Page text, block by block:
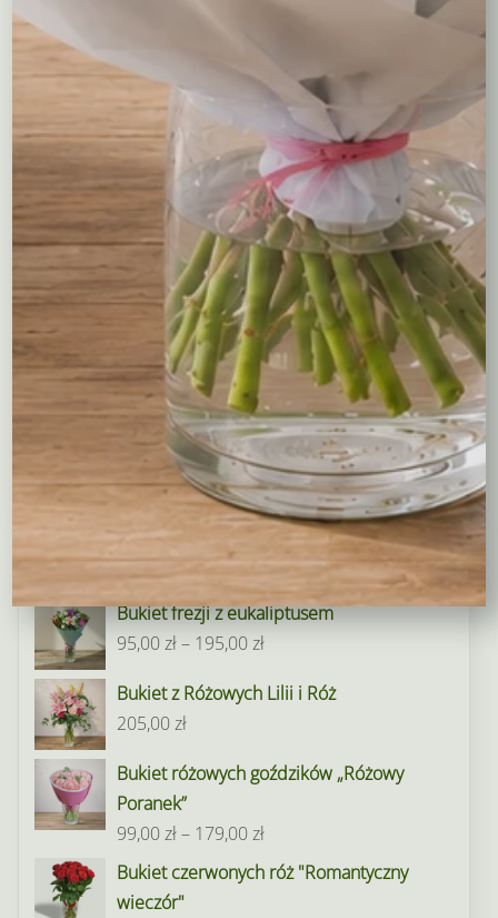
Tulipany
Kosze upominkowe
Wianki na wieczory panieńskie i nie tylko…
Wielkanoc
Wieńce i wiązanki pogrzebowe
Dekoracje na groby
Torty kwiatowe
Ogródek i balkon
Narodziny dziecka
Rośliny doniczkowe
Boże Narodzenie
Kwiaty na Walentynki
Florystyka ślubna
Pierwsza Komunia
Kwiaty na Dzień Kobiet
Kwiaty na Dzień Matki
Nasi floryści polecają
Bukiet frezji z eukaliptusem
95,00zł– 195,00złZakres
od
do
Bukiet z Różowych Lilii i Róż
205,00zł
Bukiet różowych goździków „Różowy
Poranek”
99,00zł– 179,00złZakres
cen:
Bukiet czerwonych róż "Romantyczny
wieczór"